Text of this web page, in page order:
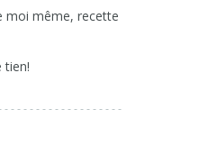
moi même, recette
tien!